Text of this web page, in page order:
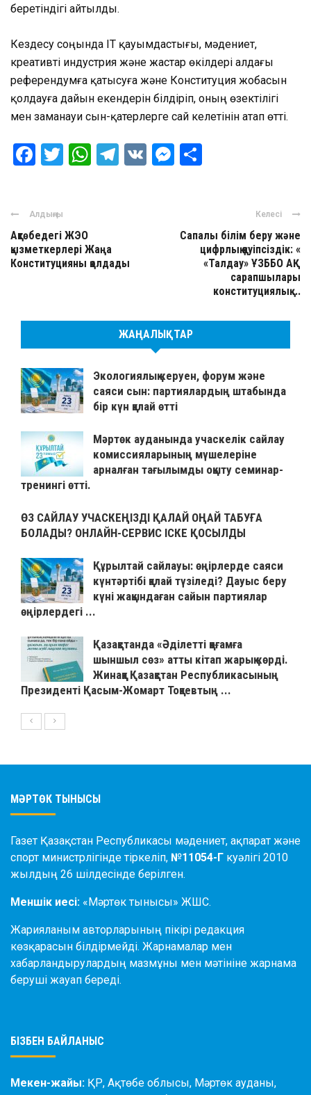
беретіндігі айтылды.
Кездесу соңында IT қауымдастығы, мәдениет,
креативті индустрия және жастар өкілдері алдағы
референдумға қатысуға және Конституция жобасын
қолдауға дайын екендерін білдіріп, оның өзектілігі
мен заманауи сын-қатерлерге сай келетінін атап өтті.
Facebook
Twitter
WhatsApp
Telegram
VK Messenger
Алдыңғы
Ақтөбедегі ЖЭО
қызметкерлері Жаңа
Конституцияны қолдады
Келесі
Сапалы білім беру және
цифрлық қауіпсіздік: «
«Талдау» ҰЗББО АҚ
сарапшылары
конституциялық ...
ЖАҢАЛЫҚТАР
Экологиялық керуен, форум және
саяси сын: партиялардың штабында
бір күн қалай өтті
Мәртөк ауданында учаскелік сайлау
комиссияларының мүшелеріне
арналған тағылымды оқыту семинар-
тренингі өтті.
ӨЗ САЙЛАУ УЧАСКЕҢІЗДІ ҚАЛАЙ ОҢАЙ ТАБУҒА
БОЛАДЫ? ОНЛАЙН-СЕРВИС ІСКЕ ҚОСЫЛДЫ
Құрылтай сайлауы: өңірлерде саяси
күнтәртібі қалай түзіледі? Дауыс беру
күні жақындаған сайын партиялар
өңірлердегі ...
Қазақстанда «Әділетті қоғамға
шыншыл сөз» атты кітап жарық көрді.
Жинаққа Қазақстан Республикасының
Президенті Қасым-Жомарт Тоқаевтың ...
МӘРТӨК ТЫНЫСЫ
Газет Қазақстан Республикасы мәдениет, ақпарат және
спорт министрлігінде тіркеліп, №11054-Г куәлігі 2010
жылдың 26 шілдесінде берілген.
Меншік иесі: «Мәртөк тынысы» ЖШС.
Жарияланым авторларының пікірі редакция
көзқарасын білдірмейді. Жарнамалар мен
хабарландырулардың мазмұны мен мәтініне жарнама
беруші жауап береді.
БІЗБЕН БАЙЛАНЫС
Мекен-жайы: ҚР, Ақтөбе облысы, Мәртөк ауданы,